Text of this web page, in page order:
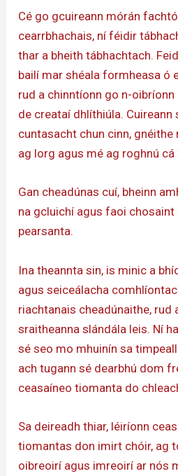
Cé go gcuireann mórán
cearrbhachais, ní féidir
thar a bheith tábhachtach.
bailí mar shéala formheasa ó
rud a chinntíonn go n-
de creataí dhlíthiúla.
cuntasacht chun cinn, gnéithe
ag lorg agus mé ag roghnú
Gan cheadúnas cuí, bheinn
na gcluichí agus faoi
pearsanta.
Ina theannta sin, is minic a
agus seiceálacha
riachtanais cheadúnaithe, rud
sraitheanna slándála leis. Ní
sé seo mo mhuinín sa
ach tugann sé dearbhú dom
ceasaíneo tiomanta do
Sa deireadh thiar, léiríonn
tiomantas don imirt chóir, ag
oibreoirí agus imreoirí ar nós